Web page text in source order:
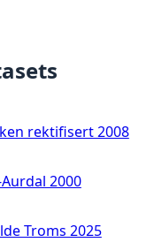
rektifisert 2008
2000
Troms 2025